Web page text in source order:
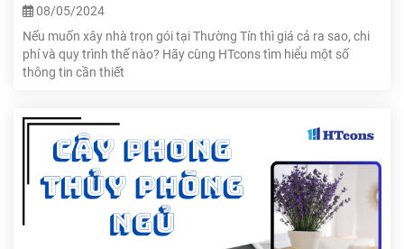
08/05/2024
Nếu muốn xây nhà trọn gói tại Thường Tín thì giá cả ra sao, chi
phí và quy trình thế nào? Hãy cùng HTcons tìm hiểu một số
thông tin cần thiết